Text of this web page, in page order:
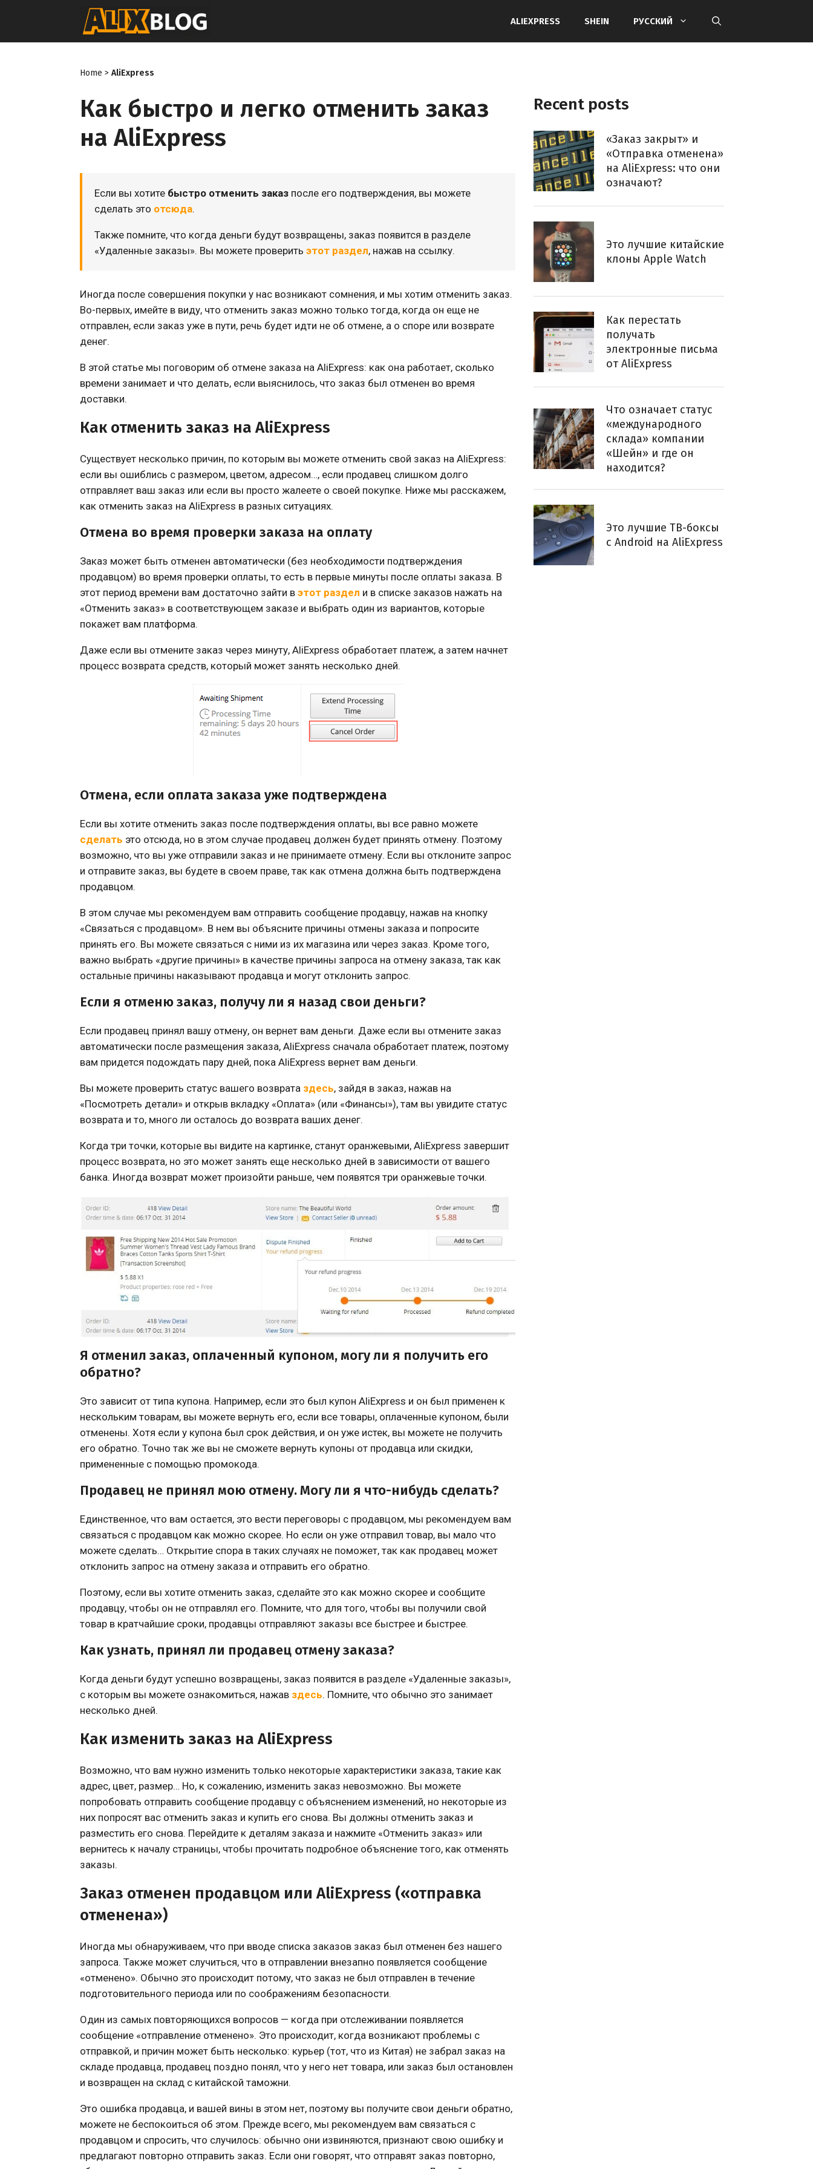
ALIEXPRESS SHEIN РУССКИЙ
Home > AliExpress
Как быстро и легко отменить заказ
на AliExpress
Если вы хотите быстро отменить заказ после его подтверждения, вы можете
сделать это отсюда.
Также помните, что когда деньги будут возвращены, заказ появится в разделе
«Удаленные заказы». Вы можете проверить этот раздел, нажав на ссылку.
Иногда после совершения покупки у нас возникают сомнения, и мы хотим отменить заказ.
Во-первых, имейте в виду, что отменить заказ можно только тогда, когда он еще не
отправлен, если заказ уже в пути, речь будет идти не об отмене, а о споре или возврате
денег.
В этой статье мы поговорим об отмене заказа на AliExpress: как она работает, сколько
времени занимает и что делать, если выяснилось, что заказ был отменен во время
доставки.
Как отменить заказ на AliExpress
Существует несколько причин, по которым вы можете отменить свой заказ на AliExpress:
если вы ошиблись с размером, цветом, адресом…, если продавец слишком долго
отправляет ваш заказ или если вы просто жалеете о своей покупке. Ниже мы расскажем,
как отменить заказ на AliExpress в разных ситуациях.
Отмена во время проверки заказа на оплату
Заказ может быть отменен автоматически (без необходимости подтверждения
продавцом) во время проверки оплаты, то есть в первые минуты после оплаты заказа. В
этот период времени вам достаточно зайти в этот раздел и в списке заказов нажать на
«Отменить заказ» в соответствующем заказе и выбрать один из вариантов, которые
покажет вам платформа.
Даже если вы отмените заказ через минуту, AliExpress обработает платеж, а затем начнет
процесс возврата средств, который может занять несколько дней.
Отмена, если оплата заказа уже подтверждена
Если вы хотите отменить заказ после подтверждения оплаты, вы все равно можете
сделать это отсюда, но в этом случае продавец должен будет принять отмену. Поэтому
возможно, что вы уже отправили заказ и не принимаете отмену. Если вы отклоните запрос
и отправите заказ, вы будете в своем праве, так как отмена должна быть подтверждена
продавцом.
В этом случае мы рекомендуем вам отправить сообщение продавцу, нажав на кнопку
«Связаться с продавцом». В нем вы объясните причины отмены заказа и попросите
принять его. Вы можете связаться с ними из их магазина или через заказ. Кроме того,
важно выбрать «другие причины» в качестве причины запроса на отмену заказа, так как
остальные причины наказывают продавца и могут отклонить запрос.
Если я отменю заказ, получу ли я назад свои деньги?
Если продавец принял вашу отмену, он вернет вам деньги. Даже если вы отмените заказ
автоматически после размещения заказа, AliExpress сначала обработает платеж, поэтому
вам придется подождать пару дней, пока AliExpress вернет вам деньги.
Вы можете проверить статус вашего возврата здесь, зайдя в заказ, нажав на
«Посмотреть детали» и открыв вкладку «Оплата» (или «Финансы»), там вы увидите статус
возврата и то, много ли осталось до возврата ваших денег.
Когда три точки, которые вы видите на картинке, станут оранжевыми, AliExpress завершит
процесс возврата, но это может занять еще несколько дней в зависимости от вашего
банка. Иногда возврат может произойти раньше, чем появятся три оранжевые точки.
Я отменил заказ, оплаченный купоном, могу ли я получить его
обратно?
Это зависит от типа купона. Например, если это был купон AliExpress и он был применен к
нескольким товарам, вы можете вернуть его, если все товары, оплаченные купоном, были
отменены. Хотя если у купона был срок действия, и он уже истек, вы можете не получить
его обратно. Точно так же вы не сможете вернуть купоны от продавца или скидки,
примененные с помощью промокода.
Продавец не принял мою отмену. Могу ли я что-нибудь сделать?
Единственное, что вам остается, это вести переговоры с продавцом, мы рекомендуем вам
связаться с продавцом как можно скорее. Но если он уже отправил товар, вы мало что
можете сделать… Открытие спора в таких случаях не поможет, так как продавец может
отклонить запрос на отмену заказа и отправить его обратно.
Поэтому, если вы хотите отменить заказ, сделайте это как можно скорее и сообщите
продавцу, чтобы он не отправлял его. Помните, что для того, чтобы вы получили свой
товар в кратчайшие сроки, продавцы отправляют заказы все быстрее и быстрее.
Как узнать, принял ли продавец отмену заказа?
Когда деньги будут успешно возвращены, заказ появится в разделе «Удаленные заказы»,
с которым вы можете ознакомиться, нажав здесь. Помните, что обычно это занимает
несколько дней.
Как изменить заказ на AliExpress
Возможно, что вам нужно изменить только некоторые характеристики заказа, такие как
адрес, цвет, размер… Но, к сожалению, изменить заказ невозможно. Вы можете
попробовать отправить сообщение продавцу с объяснением изменений, но некоторые из
них попросят вас отменить заказ и купить его снова. Вы должны отменить заказ и
разместить его снова. Перейдите к деталям заказа и нажмите «Отменить заказ» или
вернитесь к началу страницы, чтобы прочитать подробное объяснение того, как отменять
заказы.
Заказ отменен продавцом или AliExpress («отправка
отменена»)
Иногда мы обнаруживаем, что при вводе списка заказов заказ был отменен без нашего
запроса. Также может случиться, что в отправлении внезапно появляется сообщение
«отменено». Обычно это происходит потому, что заказ не был отправлен в течение
подготовительного периода или по соображениям безопасности.
Один из самых повторяющихся вопросов — когда при отслеживании появляется
сообщение «отправление отменено». Это происходит, когда возникают проблемы с
отправкой, и причин может быть несколько: курьер (тот, что из Китая) не забрал заказ на
складе продавца, продавец поздно понял, что у него нет товара, или заказ был остановлен
и возвращен на склад с китайской таможни.
Это ошибка продавца, и вашей вины в этом нет, поэтому вы получите свои деньги обратно,
можете не беспокоиться об этом. Прежде всего, мы рекомендуем вам связаться с
продавцом и спросить, что случилось: обычно они извиняются, признают свою ошибку и
предлагают повторно отправить заказ. Если они говорят, что отправят заказ повторно,
Recent posts
«Заказ закрыт» и
«Отправка отменена»
на AliExpress: что они
означают?
Это лучшие китайские
клоны Apple Watch
Как перестать
получать
электронные письма
от AliExpress
Что означает статус
«международного
склада» компании
«Шейн» и где он
находится?
Это лучшие ТВ-боксы
с Android на AliExpress